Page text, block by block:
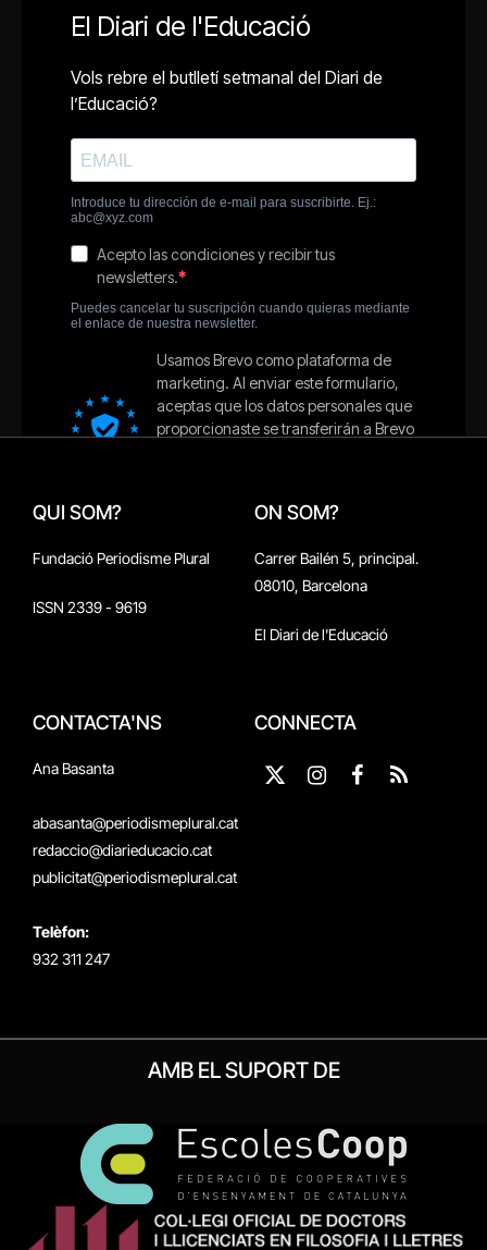
QUI SOM?
Fundació Periodisme Plural
ISSN 2339 - 9619
ON SOM?
Carrer Bailén 5, principal.
08010, Barcelona
El Diari de l'Educació
CONTACTA'NS
Ana Basanta
abasanta@periodismeplural.cat
redaccio@diarieducacio.cat
publicitat@periodismeplural.cat
Telèfon:
932 311 247
CONNECTA
X
Instagram
Facebook
RSS
AMB EL SUPORT DE